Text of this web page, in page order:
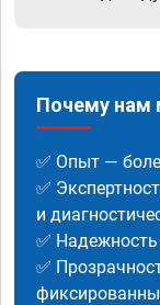
Почему нам
✅ Опыт —
✅
и
✅
✅